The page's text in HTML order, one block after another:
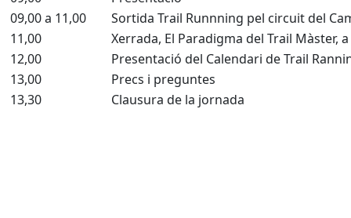
09,00 a 11,00
Sortida Trail Runnning pel circuit del
11,00
Xerrada, El Paradigma del Trail Màster,
12,00
Presentació del Calendari de Trail
13,00
Precs i preguntes
13,30
Clausura de la jornada